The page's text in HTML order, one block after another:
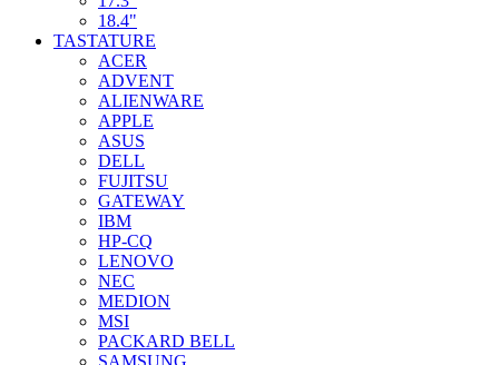
18.4"
TASTATURE
ACER
ADVENT
ALIENWARE
APPLE
ASUS
DELL
FUJITSU
GATEWAY
IBM
HP-CQ
LENOVO
NEC
MEDION
MSI
PACKARD BELL
SAMSUNG